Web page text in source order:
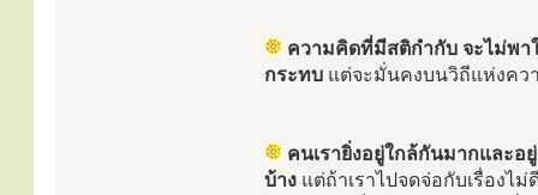
ความคิดที่มีสติกำกับ จะไม่พ
กระทบ แต่จะมั่นคงบนวิถีแห่งคว
คนเรายิ่งอยู่ใกล้กันมากและ
บ้าง แต่ถ้าเราไปจดจ่อกับเรื่อง